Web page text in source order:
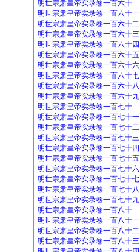
明世宗肃皇帝实录卷一百六十
明世宗肃皇帝实录卷一百六十一
明世宗肃皇帝实录卷一百六十二
明世宗肃皇帝实录卷一百六十三
明世宗肃皇帝实录卷一百六十四
明世宗肃皇帝实录卷一百六十五
明世宗肃皇帝实录卷一百六十六
明世宗肃皇帝实录卷一百六十七
明世宗肃皇帝实录卷一百六十八
明世宗肃皇帝实录卷一百六十九
明世宗肃皇帝实录卷一百七十
明世宗肃皇帝实录卷一百七十一
明世宗肃皇帝实录卷一百七十二
明世宗肃皇帝实录卷一百七十三
明世宗肃皇帝实录卷一百七十四
明世宗肃皇帝实录卷一百七十五
明世宗肃皇帝实录卷一百七十六
明世宗肃皇帝实录卷一百七十七
明世宗肃皇帝实录卷一百七十八
明世宗肃皇帝实录卷一百七十九
明世宗肃皇帝实录卷一百八十
明世宗肃皇帝实录卷一百八十一
明世宗肃皇帝实录卷一百八十二
明世宗肃皇帝实录卷一百八十三